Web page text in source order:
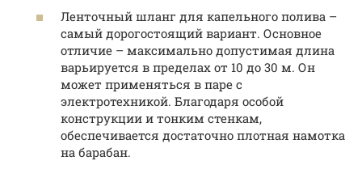
Ленточный шланг для капельного полива –
самый дорогостоящий вариант. Основное
отличие – максимально допустимая длина
варьируется в пределах от 10 до 30 м. Он
может применяться в паре с
электротехникой. Благодаря особой
конструкции и тонким стенкам,
обеспечивается достаточно плотная намотка
на барабан.